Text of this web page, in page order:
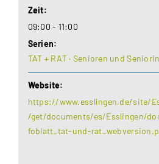
Zeit:
09:00 - 11:00
Serien:
TAT + RAT · Senioren und
Website:
https://www.esslingen.de/site/
/get/documents/es/Esslingen/
foblatt_tat-und-